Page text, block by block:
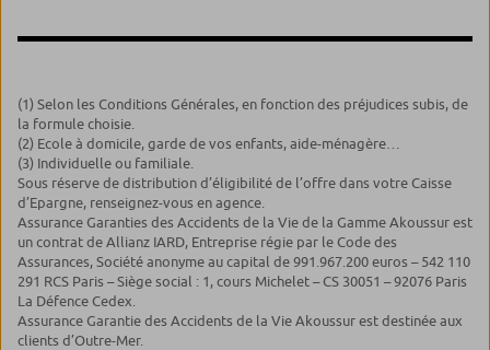
(1) Selon les Conditions Générales, en fonction des préjudices subis, de
la formule choisie.
(2) Ecole à domicile, garde de vos enfants, aide-ménagère…
(3) Individuelle ou familiale.
Sous réserve de distribution d’éligibilité de l’offre dans votre Caisse
d’Epargne, renseignez-vous en agence.
Assurance Garanties des Accidents de la Vie de la Gamme Akoussur est
un contrat de Allianz IARD, Entreprise régie par le Code des
Assurances, Société anonyme au capital de 991.967.200 euros – 542 110
291 RCS Paris – Siège social : 1, cours Michelet – CS 30051 – 92076 Paris
La Défence Cedex.
Assurance Garantie des Accidents de la Vie Akoussur est destinée aux
clients d’Outre-Mer.